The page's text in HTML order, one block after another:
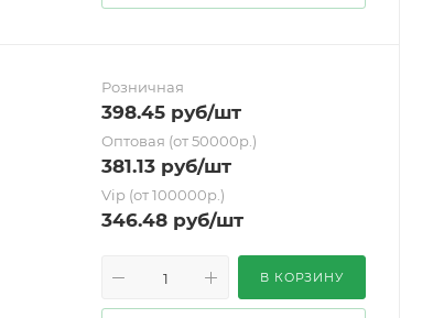
Розничная
398.45 руб/шт
Оптовая (от 50000р.)
381.13 руб/шт
Vip (от 100000р.)
346.48 руб/шт
В КОРЗИНУ